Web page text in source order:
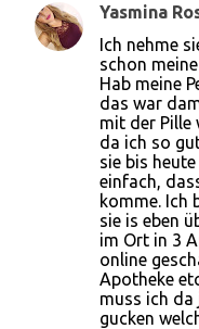
K
Yasmina
Ich nehme
schon
Hab meine
das war
mit der Pille
da ich so
sie bis
einfach,
komme. Ich
sie is eben
im Ort in 3
online
Apotheke
muss ich
gucken